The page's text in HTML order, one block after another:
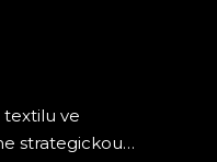
ve
strategickou